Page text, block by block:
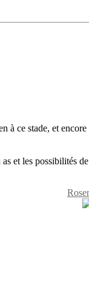
à ce stade, et
et les possibilités